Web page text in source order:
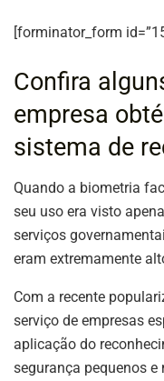
[forminator_form
Confira
empresa
sistema de
Quando a biometria
seu uso era visto
serviços
eram extremamente
Com a recente
serviço de empresas
aplicação do
segurança pequenos